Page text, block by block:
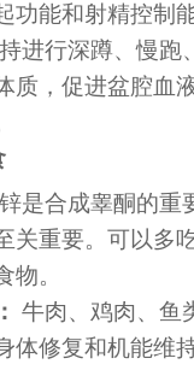
功能和射精控制
进行深蹲、慢跑
质，促进盆腔血
锌是合成睾酮的重
关重要。可以多
物。
牛肉、鸡肉、鱼
体修复和机能维持